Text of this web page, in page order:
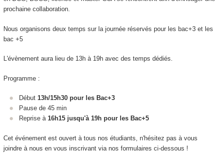
prochaine collaboration.
Nous organisons deux temps sur la journée réservés pour les bac+3 et les
bac +5
L'évènement aura lieu de 13h à 19h avec des temps dédiés.
Programme :
Début 13h/15h30 pour les Bac+3
Pause de 45 min
Reprise à 16h15 jusqu'à 19h pour les Bac+5
Cet événement est ouvert à tous nos étudiants, n'hésitez pas à vous
joindre à nous en vous inscrivant via nos formulaires ci-dessous !